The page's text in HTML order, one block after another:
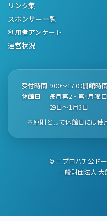
リンク集
スポンサー一覧
利用者アンケート
運営状況
受付時間 9:00〜17:00開館時
休館日
毎月第2・第4月曜
29日〜1月3日
※原則として休館日には使
© ニプロハチ公ドー
一般財団法人